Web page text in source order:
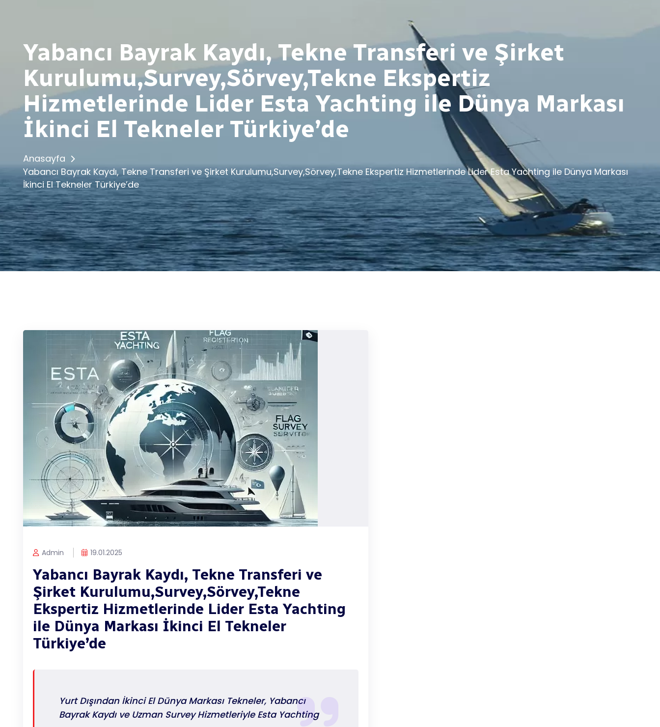
Yabancı Bayrak Kaydı, Tekne Transferi ve Şirket
Kurulumu,Survey,Sörvey,Tekne Ekspertiz
Hizmetlerinde Lider Esta Yachting ile Dünya Markası
İkinci El Tekneler Türkiye’de
Anasayfa
Yabancı Bayrak Kaydı, Tekne Transferi ve Şirket Kurulumu,Survey,Sörvey,Tekne Ekspertiz Hizmetlerinde Lider Esta Yachting ile Dünya Markası
İkinci El Tekneler Türkiye’de
Admin 19.01.2025
Yabancı Bayrak Kaydı, Tekne Transferi ve
Şirket Kurulumu,Survey,Sörvey,Tekne
Ekspertiz Hizmetlerinde Lider Esta Yachting
ile Dünya Markası İkinci El Tekneler
Türkiye’de
Yurt Dışından İkinci El Dünya Markası Tekneler, Yabancı
Bayrak Kaydı ve Uzman Survey Hizmetleriyle Esta Yachting